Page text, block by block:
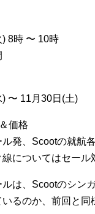
8時 〜 10時
〜 11月30日(土)
価格
ル発、Scootの就航
についてはセール
は、Scootのシン
るのか、前回と